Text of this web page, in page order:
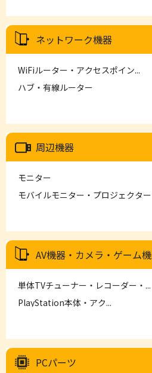
ネットワーク機器
WiFiルーター・アクセスポイン...
ハブ・有線ルーター
周辺機器
モニター
モバイルモニター・プロジェクター
AV機器・カメラ・ゲーム機
単体TVチューナー・レコーダー・...
PlayStation本体・アク...
PCパーツ